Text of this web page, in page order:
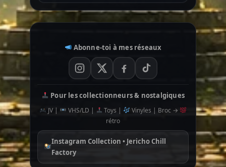
Abonne-toi à mes réseaux
Pour les collectionneurs & nostalgiques
JV | VHS/LD | Toys |
Vinyles | Broc →
rétro
Instagram Collection • Jericho Chill
Factory